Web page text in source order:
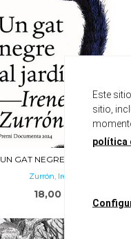
UN GAT NEGRE AL JARDÍ
Zurrón, Irene
18,00 €
Este
sitio,
política